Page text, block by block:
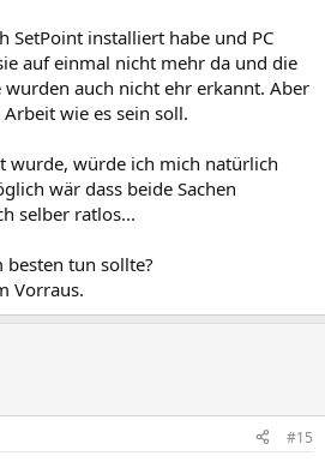
SetPoint installiert habe und PC
auf einmal nicht mehr da und die
wurden auch nicht ehr erkannt. Aber
wie es sein soll.
wurde, würde ich mich natürlich
wär dass beide Sachen
selber ratlos...
besten tun sollte?
Vorraus.
#15